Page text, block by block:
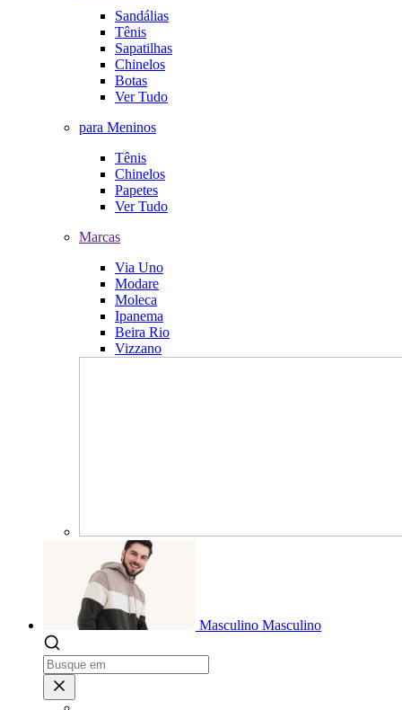
Sandálias
Tênis
Sapatilhas
Chinelos
Botas
Ver Tudo
para Meninos
Tênis
Chinelos
Papetes
Ver Tudo
Marcas
Via Uno
Modare
Moleca
Ipanema
Beira Rio
Vizzano
Masculino Masculino